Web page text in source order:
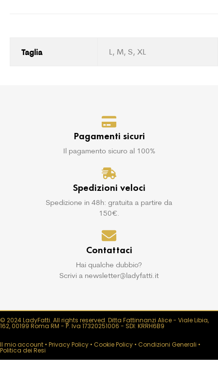
Taglia L, M, S, XL
Pagamenti sicuri
Il pagamento sicuro al 100%
Spedizioni veloci
Spedizione in 48h: gratuita a partire da
150€.
Contattaci
Hai qualche dubbio?
Scrivi a newsletter@ladyfatti.it
© 2024 LadyFatti. All rights reserved. Ditta Fattinnanzi Alice - Viale Libia,
162, 00199 Roma RM - P. Iva 17320251006 - SDI: KRRH6B9
Il mio account • Privacy Policy • Cookie Policy • Condizioni Generali •
Politica dei Resi